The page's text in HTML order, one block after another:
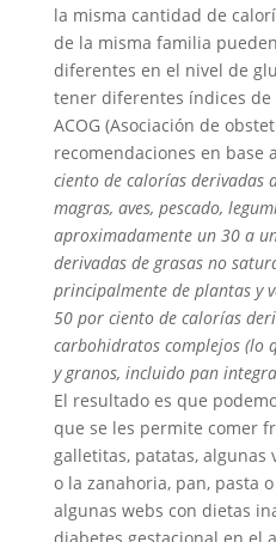
la misma cantidad de
de la misma familia
diferentes en el nivel de
tener diferentes índices de
ACOG (Asociación de
recomendaciones en base
ciento de calorías derivadas
magras, aves, pescado,
aproximadamente un 30 a
derivadas de grasas no
principalmente de plantas y
50 por ciento de calorías
carbohidratos complejos (lo
y granos, incluido pan
El resultado es que
que se les permite comer
galletitas, patatas, algunas
o la zanahoria, pan, pasta
algunas webs con dietas